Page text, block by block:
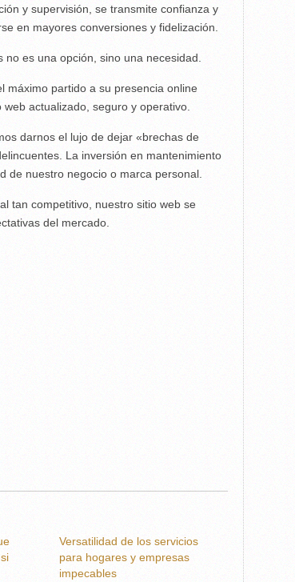
y supervisión, se transmite confianza y
en mayores conversiones y fidelización.
es una opción, sino una necesidad.
máximo partido a su presencia online
actualizado, seguro y operativo.
darnos el lujo de dejar «brechas de
La inversión en mantenimiento
de nuestro negocio o marca personal.
tan competitivo, nuestro sitio web se
del mercado.
Versatilidad de los servicios
para hogares y empresas
impecables